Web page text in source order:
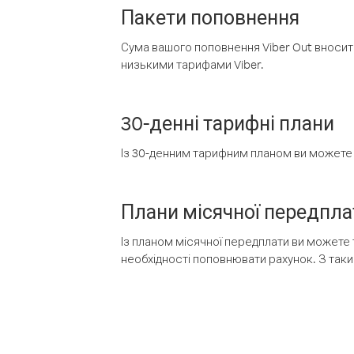
Пакети поповнення
Сума вашого поповнення Viber Out
низькими тарифами Viber.
30-денні тарифні плани
Із 30-денним тарифним планом ви можете
Плани місячної
Із планом місячної передплати ви
необхідності поповнювати рахунок. З